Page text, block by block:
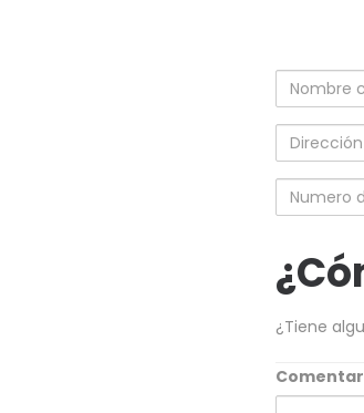
Nombre
completo
Dirección
email
Numero
de
¿Tiene